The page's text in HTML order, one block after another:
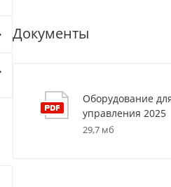
Документы
Оборудование
управления 2025
29,7 мб